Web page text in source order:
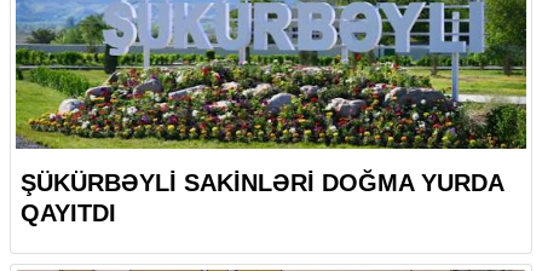
ŞÜKÜRBƏYLİ SAKİNLƏRİ DOĞMA YURDA
QAYITDI